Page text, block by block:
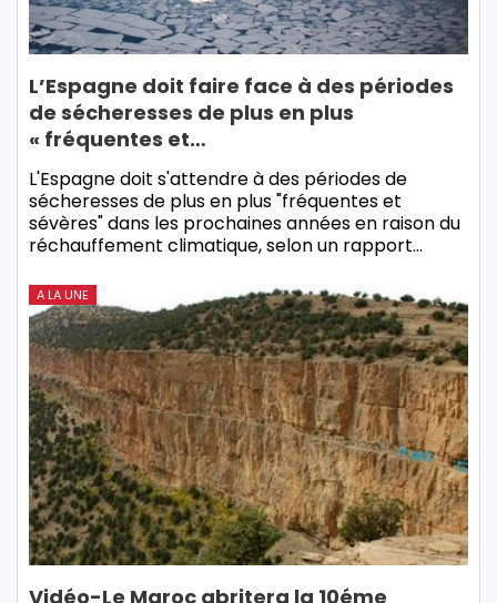
L’Espagne doit faire face à des périodes
de sécheresses de plus en plus
« fréquentes et…
L'Espagne doit s'attendre à des périodes de
sécheresses de plus en plus "fréquentes et
sévères" dans les prochaines années en raison du
réchauffement climatique, selon un rapport…
A LA UNE
Vidéo-Le Maroc abritera la 10éme